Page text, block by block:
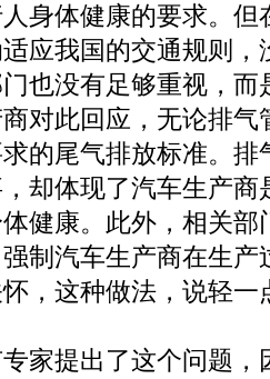
身体健康的要求。但
应我国的交通规则，
也没有足够重视，而
此回应，无论排气
的尾气排放标准。排
却体现了汽车生产商
健康。此外，相关部
制汽车生产商在生产
，这种做法，说轻
提出了这个问题，